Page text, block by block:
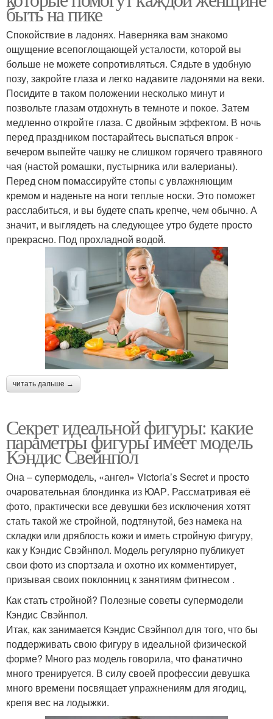
быть на пике
Спокойствие в ладонях. Наверняка вам знакомо
ощущение всепоглощающей усталости, которой вы
больше не можете сопротивляться. Сядьте в удобную
позу, закройте глаза и легко надавите ладонями на веки.
Посидите в таком положении несколько минут и
позвольте глазам отдохнуть в темноте и покое. Затем
медленно откройте глаза. С двойным эффектом. В ночь
перед праздником постарайтесь выспаться впрок -
вечером выпейте чашку не слишком горячего травяного
чая (настой ромашки, пустырника или валерианы).
Перед сном помассируйте стопы с увлажняющим
кремом и наденьте на ноги теплые носки. Это поможет
расслабиться, и вы будете спать крепче, чем обычно. А
значит, и выглядеть на следующее утро будете просто
прекрасно. Под прохладной водой.
читать дальше →
Секрет идеальной фигуры: какие
параметры фигуры имеет модель
Кэндис Свейнпол
Она – супермодель, «ангел» Victoria’s Secret и просто
очаровательная блондинка из ЮАР. Рассматривая её
фото, практически все девушки без исключения хотят
стать такой же стройной, подтянутой, без намека на
складки или дряблость кожи и иметь стройную фигуру,
как у Кэндис Свэйнпол. Модель регулярно публикует
свои фото из спортзала и охотно их комментирует,
призывая своих поклонниц к занятиям фитнесом .
Как стать стройной? Полезные советы супермодели
Кэндис Свэйнпол.
Итак, как занимается Кэндис Свэйнпол для того, что бы
поддерживать свою фигуру в идеальной физической
форме? Много раз модель говорила, что фанатично
много тренируется. В силу своей профессии девушка
много времени посвящает упражнениям для ягодиц,
крепя вес на лодыжки.